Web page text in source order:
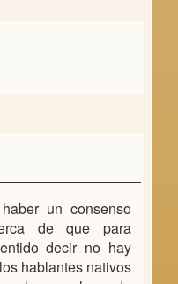
un consenso
de que para
decir no hay
hablantes nativos